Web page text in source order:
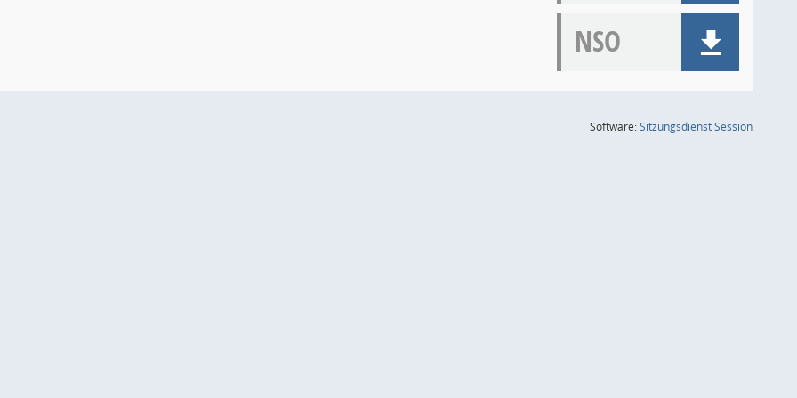
NSO
Software:SitzungsdienstSession(Wird in